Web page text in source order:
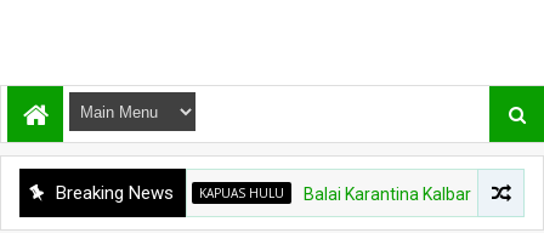
Breaking NewsKAPUAS HULU Balai Karantina Kalbar Tinjau Jalur